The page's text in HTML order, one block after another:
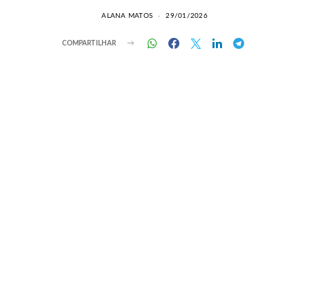
ALANA MATOS 29/01/2026
COMPARTILHAR